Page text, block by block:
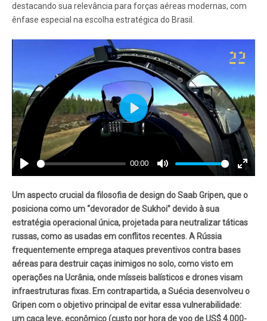
destacando sua relevância para forças aéreas modernas, com
ênfase especial na escolha estratégica do Brasil.
Play
00:00
Mute
Enter
Play
Um aspecto crucial da filosofia de design do Saab Gripen, que o
posiciona como um “devorador de Sukhoi” devido à sua
estratégia operacional única, projetada para neutralizar táticas
russas, como as usadas em conflitos recentes. A Rússia
frequentemente emprega ataques preventivos contra bases
aéreas para destruir caças inimigos no solo, como visto em
operações na Ucrânia, onde mísseis balísticos e drones visam
infraestruturas fixas. Em contrapartida, a Suécia desenvolveu o
Gripen com o objetivo principal de evitar essa vulnerabilidade:
um caça leve, econômico (custo por hora de voo de US$ 4.000-